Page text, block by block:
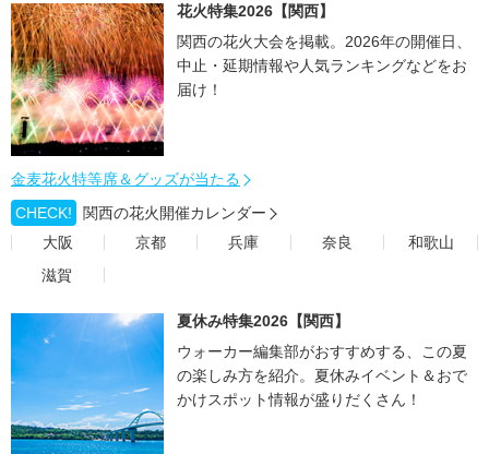
花火特集2026【関西】
関西の花火大会を掲載。2026年の開催日、
中止・延期情報や人気ランキングなどをお
届け！
金麦花火特等席＆グッズが当たる
CHECK!
関西の花火開催カレンダー
大阪
京都 兵庫 奈良
和歌山
滋賀
夏休み特集2026【関西】
ウォーカー編集部がおすすめする、この夏
の楽しみ方を紹介。夏休みイベント＆おで
かけスポット情報が盛りだくさん！